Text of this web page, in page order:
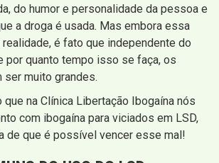
do humor e personalidade da pessoa e
a droga é usada. Mas embora essa
é fato que independente do
por quanto tempo isso se faça, os
muito grandes.
que na Clínica Libertação Ibogaína nós
com ibogaína para viciados em LSD,
de que é possível vencer esse mal!